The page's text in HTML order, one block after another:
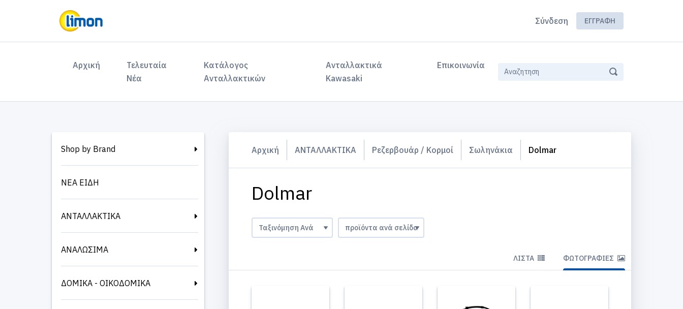
Σύνδεση ΕΓΓΡΑΦΉ
Αρχική (current)Τελευταία
Νέα
Κατάλογος
Ανταλλακτικών
Ανταλλακτικά
Kawasaki
Επικοινωνία
Shop by Brand
ΝΕΑ ΕΙΔΗ
ΑΝΤΑΛΛΑΚΤΙΚΑ
ΑΝΑΛΩΣΙΜΑ
ΔΟΜΙΚΑ - ΟΙΚΟΔΟΜΙΚΑ
Αρχική ΑΝΤΑΛΛΑΚΤΙΚΑ Ρεζερβουάρ / Κορμοί Σωληνάκια Dolmar
Dolmar
ΛΊΣΤΑ ΦΩΤΟΓΡΑΦΊΕΣ